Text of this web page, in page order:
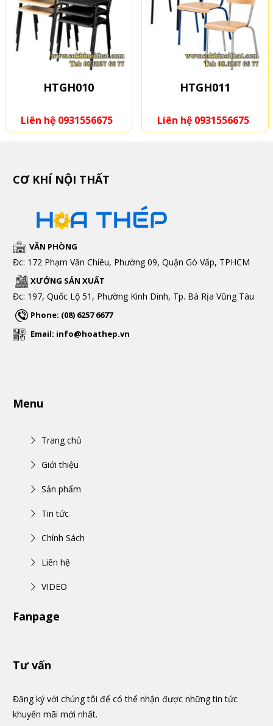
HTGH010
Liên hệ 0931556675
HTGH011
Liên hệ 0931556675
CƠ KHÍ NỘI THẤT
VĂN PHÒNG
Đc: 172 Phạm Văn Chiêu, Phường 09, Quận Gò Vấp, TPHCM
XƯỞNG SẢN XUẤT
Đc: 197, Quốc Lộ 51, Phường Kinh Dinh, Tp. Bà Rịa Vũng Tàu
Phone: (08) 6257 6677
Email: info@hoathep.vn
Menu
Trang chủ
Giới thiệu
Sản phẩm
Tin tức
Chính Sách
Liên hệ
VIDEO
Fanpage
Tư vấn
Đăng ký với chúng tôi để có thể nhận được những tin tức
khuyến mãi mới nhất.